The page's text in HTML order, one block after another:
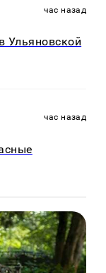
час назад
Ульяновской
час назад